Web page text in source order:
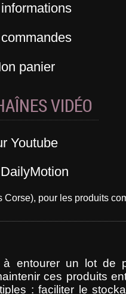
panier
VIDÉO
Youtube
pour les produits
à entourer un lot de
ces produits
: faciliter le